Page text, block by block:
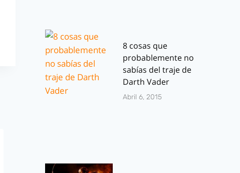
8 cosas que
probablemente no
sabías del traje de
Darth Vader
Abril 6, 2015